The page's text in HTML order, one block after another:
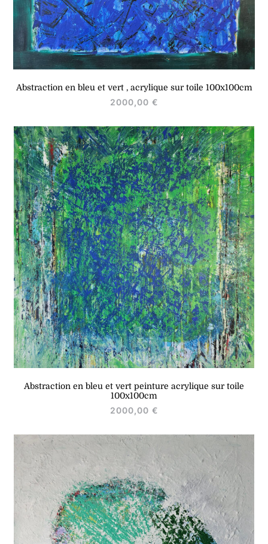
Abstraction en bleu et vert , acrylique sur toile 100x100cm
2000,00 €
Abstraction en bleu et vert peinture acrylique sur toile
100x100cm
2000,00 €